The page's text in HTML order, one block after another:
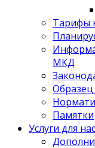
Тарифы
МКД
Образец
Памятки
Услуги для